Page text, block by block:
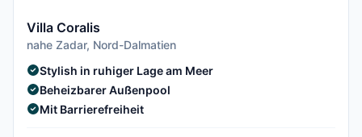
Villa Coralis
nahe Zadar, Nord-Dalmatien
Stylish in ruhiger Lage am Meer
Beheizbarer Außenpool
Mit Barrierefreiheit